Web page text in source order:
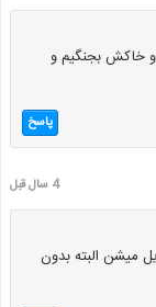
و خاکش بجنگیم و
پاسخ
4 سال قبل
میشن البته بدون